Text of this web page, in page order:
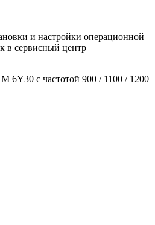
и настройки операционной
в сервисный центр
6Y30 с частотой 900 / 1100 / 1200